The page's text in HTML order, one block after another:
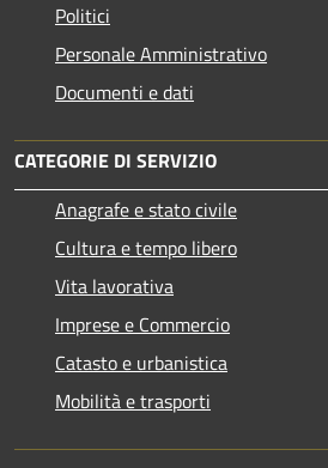
Politici
Personale Amministrativo
Documenti e dati
CATEGORIE DI SERVIZIO
Anagrafe e stato civile
Cultura e tempo libero
Vita lavorativa
Imprese e Commercio
Catasto e urbanistica
Mobilità e trasporti